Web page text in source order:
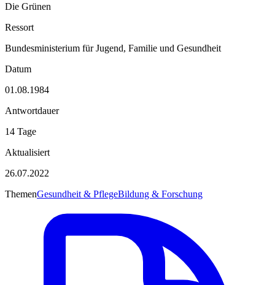
Die Grünen
Ressort
Bundesministerium für Jugend, Familie und Gesundheit
Datum
01.08.1984
Antwortdauer
14 Tage
Aktualisiert
26.07.2022
ThemenGesundheit & PflegeBildung & Forschung